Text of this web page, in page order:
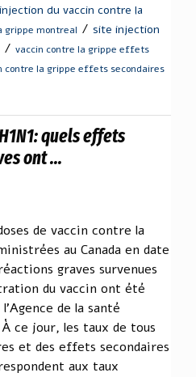
du vaccin contre la
grippe montreal / site injection
/ vaccin contre la grippe effets
contre la grippe effets secondaires
quels effets
ont ...
de vaccin contre la
au Canada en date
graves survenues
du vaccin ont été
de la santé
À ce jour, les taux de tous
et des effets secondaires
aux taux